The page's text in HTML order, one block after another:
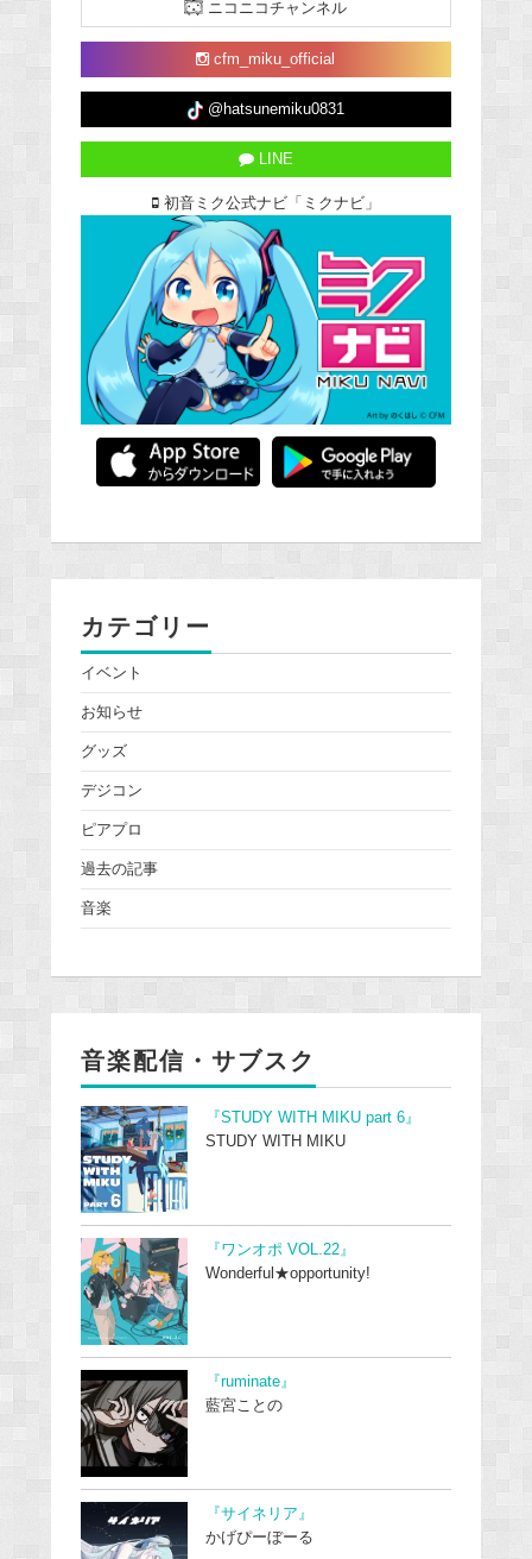
ニコニコチャンネル
cfm_miku_official
@hatsunemiku0831
LINE
初音ミク公式ナビ「ミクナビ」
カテゴリー
イベント
お知らせ
グッズ
デジコン
ピアプロ
過去の記事
音楽
音楽配信・サブスク
『STUDY WITH MIKU part 6』
STUDY WITH MIKU
『ワンオポ VOL.22』
Wonderful★opportunity!
『ruminate』
藍宮ことの
『サイネリア』
かげぴーぼーる